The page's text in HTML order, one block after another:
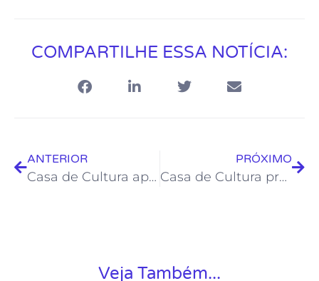
COMPARTILHE ESSA NOTÍCIA:
ANTERIOR
Casa de Cultura apresenta roda de conversa neste sábado
PRÓXIMO
Casa de Cultura promove as últimas oficinas do mês de janeiro
Veja Também...